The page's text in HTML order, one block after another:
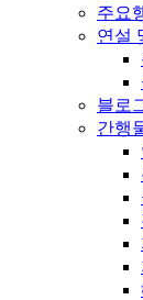
주요
연설
블로
간행